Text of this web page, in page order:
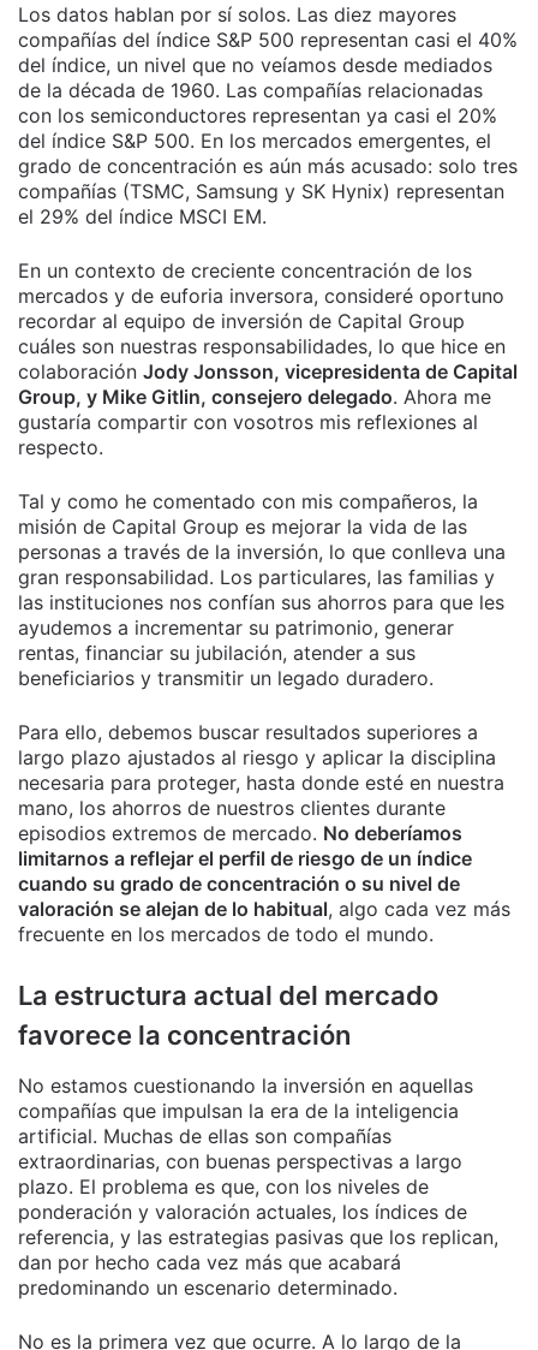
Los datos hablan por sí solos. Las diez mayores
compañías del índice S&P 500 representan casi el 40%
del índice, un nivel que no veíamos desde mediados
de la década de 1960. Las compañías relacionadas
con los semiconductores representan ya casi el 20%
del índice S&P 500. En los mercados emergentes, el
grado de concentración es aún más acusado: solo tres
compañías (TSMC, Samsung y SK Hynix) representan
el 29% del índice MSCI EM.
En un contexto de creciente concentración de los
mercados y de euforia inversora, consideré oportuno
recordar al equipo de inversión de Capital Group
cuáles son nuestras responsabilidades, lo que hice en
colaboración Jody Jonsson, vicepresidenta de Capital
Group, y Mike Gitlin, consejero delegado. Ahora me
gustaría compartir con vosotros mis reflexiones al
respecto.
Tal y como he comentado con mis compañeros, la
misión de Capital Group es mejorar la vida de las
personas a través de la inversión, lo que conlleva una
gran responsabilidad. Los particulares, las familias y
las instituciones nos confían sus ahorros para que les
ayudemos a incrementar su patrimonio, generar
rentas, financiar su jubilación, atender a sus
beneficiarios y transmitir un legado duradero.
Para ello, debemos buscar resultados superiores a
largo plazo ajustados al riesgo y aplicar la disciplina
necesaria para proteger, hasta donde esté en nuestra
mano, los ahorros de nuestros clientes durante
episodios extremos de mercado. No deberíamos
limitarnos a reflejar el perfil de riesgo de un índice
cuando su grado de concentración o su nivel de
valoración se alejan de lo habitual, algo cada vez más
frecuente en los mercados de todo el mundo.
La estructura actual del mercado
favorece la concentración
No estamos cuestionando la inversión en aquellas
compañías que impulsan la era de la inteligencia
artificial. Muchas de ellas son compañías
extraordinarias, con buenas perspectivas a largo
plazo. El problema es que, con los niveles de
ponderación y valoración actuales, los índices de
referencia, y las estrategias pasivas que los replican,
dan por hecho cada vez más que acabará
predominando un escenario determinado.
No es la primera vez que ocurre. A lo largo de la